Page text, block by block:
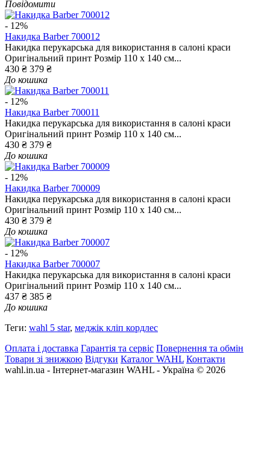
Повідомити
- 12%
Накидка Barber 700012
Накидка перукарська для використання в салоні краси
Оригінальний принт Розмір 110 x 140 см...
430 ₴ 379 ₴
До кошика
- 12%
Накидка Barber 700011
Накидка перукарська для використання в салоні краси
Оригінальний принт Розмір 110 x 140 см...
430 ₴ 379 ₴
До кошика
- 12%
Накидка Barber 700009
Накидка перукарська для використання в салоні краси
Оригінальний принт Розмір 110 x 140 см...
430 ₴ 379 ₴
До кошика
- 12%
Накидка Barber 700007
Накидка перукарська для використання в салоні краси
Оригінальний принт Розмір 110 x 140 см...
437 ₴ 385 ₴
До кошика
Теги: wahl 5 star, меджік кліп кордлес
Оплата і доставка Гарантія та сервіс Повернення та обмін
Товари зі знижкою Відгуки Каталог WAHL Контакти
wahl.in.ua - Інтернет-магазин WAHL - Україна © 2026